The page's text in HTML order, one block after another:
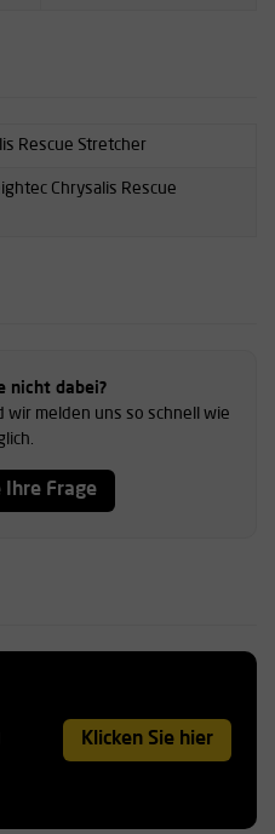
Rescue Stretcher
Chrysalis Rescue
nicht dabei?
wir melden uns so schnell wie
Ihre Frage
Klicken Sie hier